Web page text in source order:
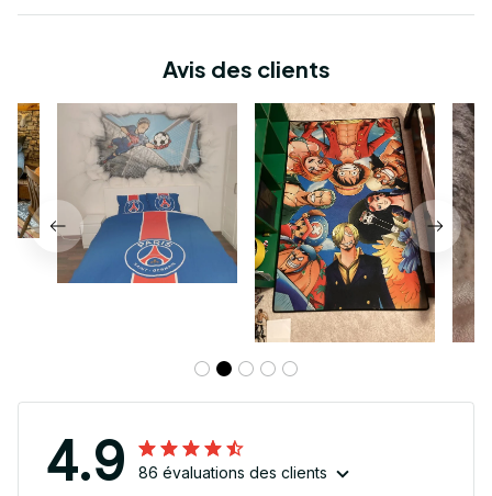
Avis des clients
4.9 86 évaluations des clients